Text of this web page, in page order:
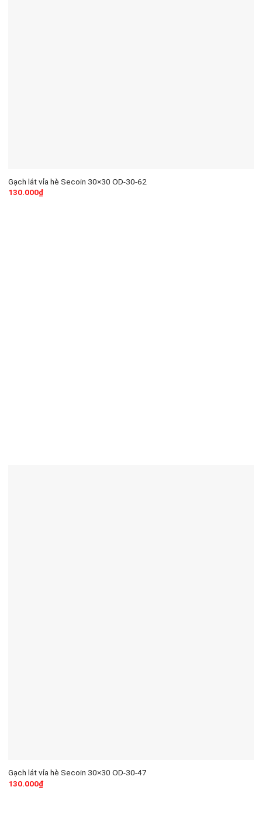
Gạch lát vỉa hè Secoin 30×30 OD-30-62
130.000₫
Gạch lát vỉa hè Secoin 30×30 OD-30-47
130.000₫